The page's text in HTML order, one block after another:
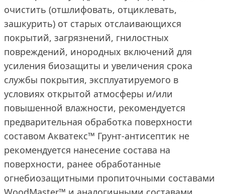
очистить (отшлифовать, отциклевать,
зашкурить) от старых отслаивающихся
покрытий, загрязнений, гнилостных
повреждений, инородных включений для
усиления биозащиты и увеличения срока
службы покрытия, эксплуатируемого в
условиях открытой атмосферы и/или
повышенной влажности, рекомендуется
предварительная обработка поверхности
составом Акватекс™ Грунт-антисептик не
рекомендуется нанесение состава на
поверхности, ранее обработанные
огнебиозащитными пропиточными составами